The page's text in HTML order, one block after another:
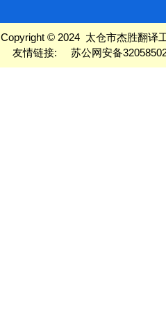
Copyright © 2024 太仓市杰胜翻译
友情链接:
苏公网安备